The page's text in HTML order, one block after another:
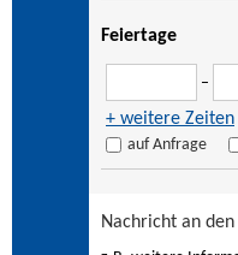
Feiertage
–
+ weitere Zeiten
auf Anfrage
Nachricht an